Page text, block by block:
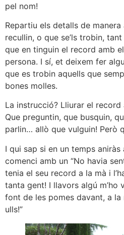
pel nom!
Repartiu els detalls de
recullin, o que se’ls trobin,
que en tinguin el record amb
persona. I sí, et deixem fer
que es trobin aquells que
bones molles.
La instrucció? Lliurar el
Que preguntin, que busquin,
parlin… allò que vulguin! Però
I qui sap si en un temps aniràs
comenci amb un “No havia
tenia el seu record a la mà i
tanta gent! I llavors algú m’ho
font de les pomes davant, a la
ulls!”